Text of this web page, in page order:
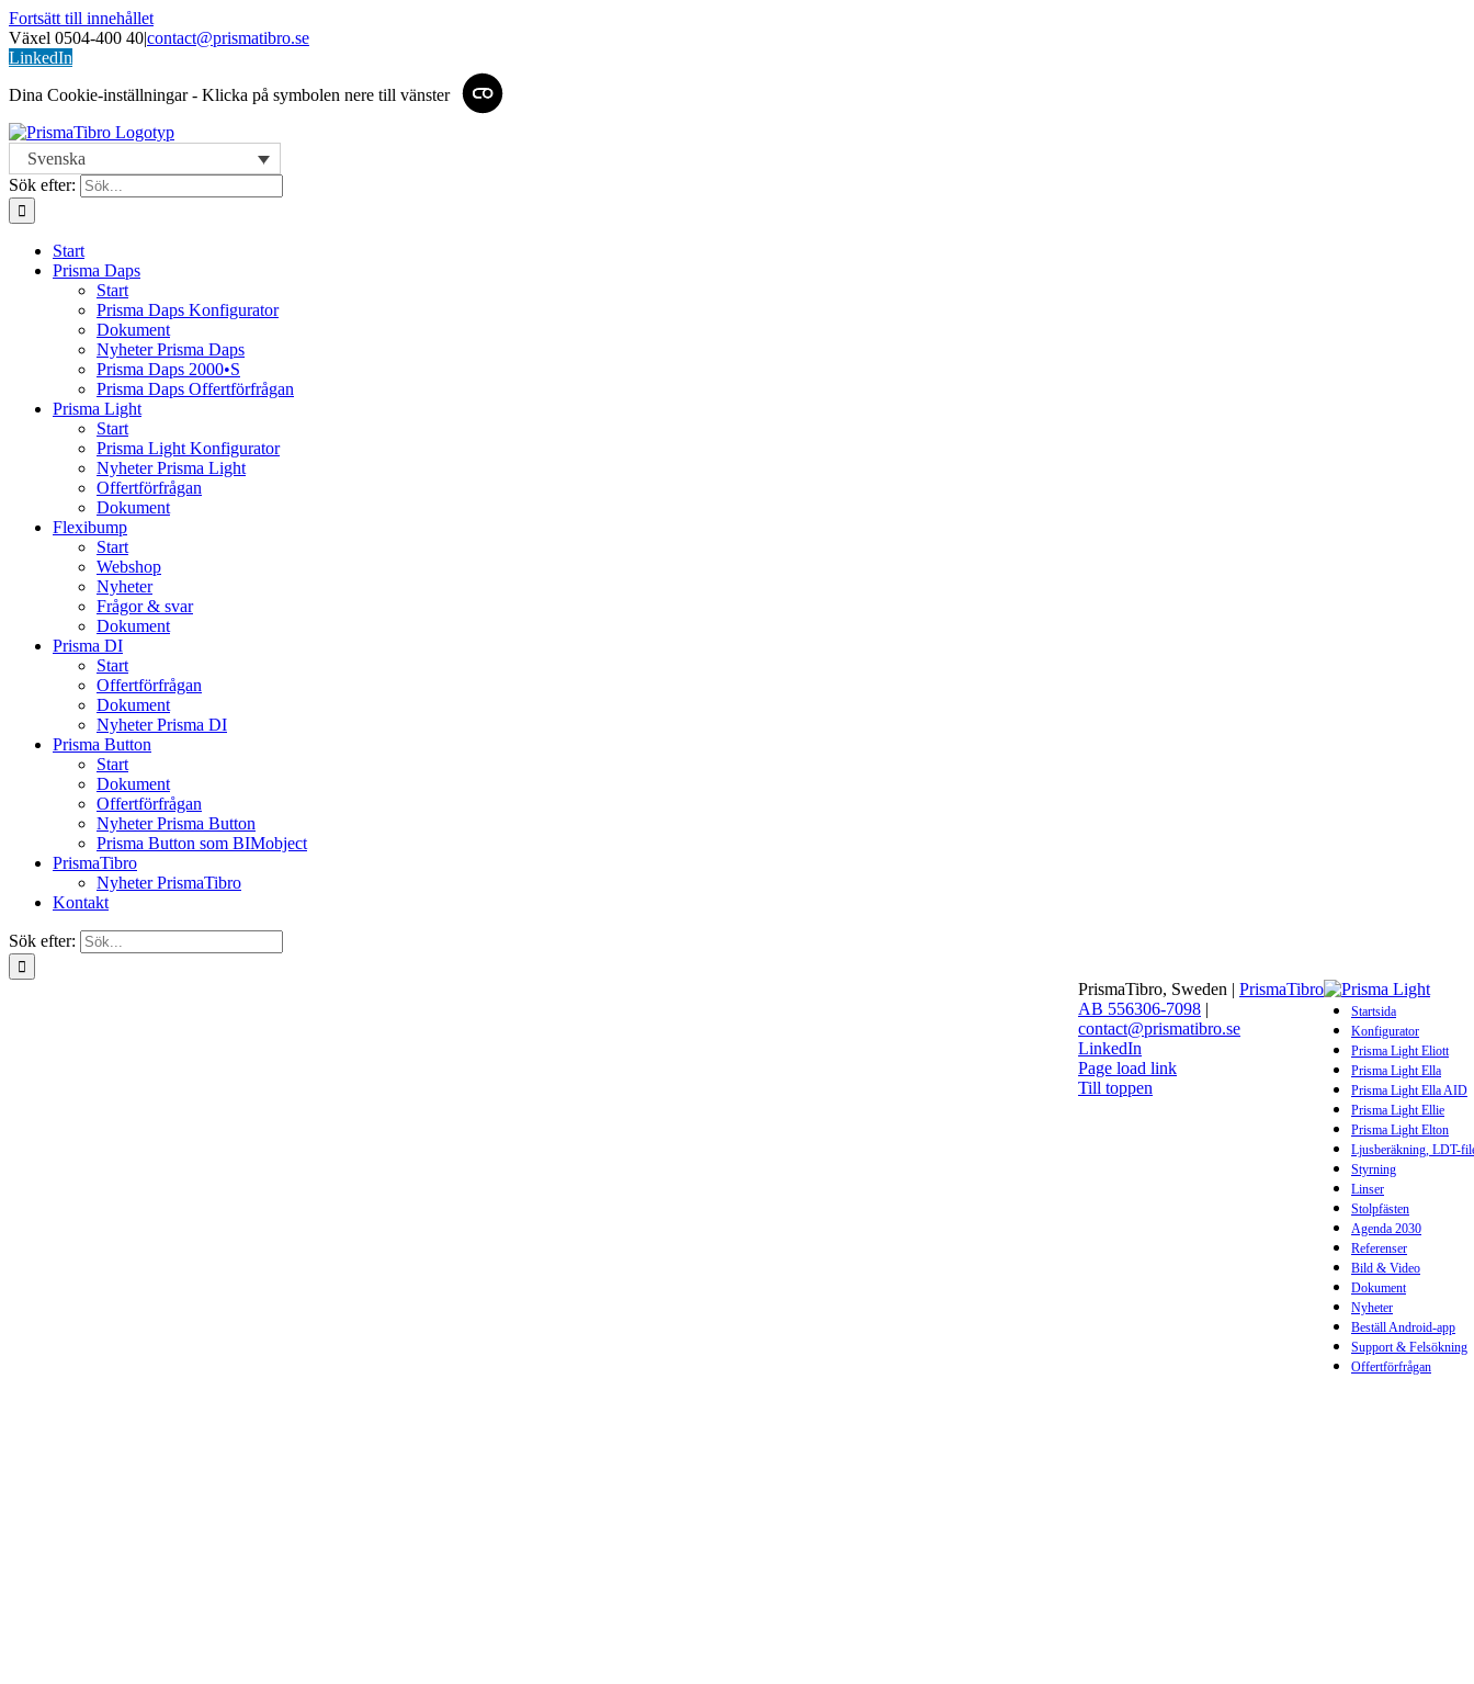
Fortsätt till innehållet
Växel 0504-400 40|contact@prismatibro.se
LinkedIn
Dina Cookie-inställningar - Klicka på symbolen nere till vänster
Svenska
Sök efter:
Start
Prisma Daps
Start
Prisma Daps Konfigurator
Dokument
Nyheter Prisma Daps
Prisma Daps 2000•S
Prisma Daps Offertförfrågan
Prisma Light
Start
Prisma Light Konfigurator
Nyheter Prisma Light
Offertförfrågan
Dokument
Flexibump
Start
Webshop
Nyheter
Frågor & svar
Dokument
Prisma DI
Start
Offertförfrågan
Dokument
Nyheter Prisma DI
Prisma Button
Start
Dokument
Offertförfrågan
Nyheter Prisma Button
Prisma Button som BIMobject
PrismaTibro
Nyheter PrismaTibro
Kontakt
Sök efter:
Startsida
Konfigurator
Prisma Light Eliott
Prisma Light Ella
Prisma Light Ella AID
Prisma Light Ellie
Prisma Light Elton
Ljusberäkning, LDT-
Styrning
Linser
Stolpfästen
Agenda 2030
Referenser
Bild & Video
Dokument
Nyheter
Beställ Android-app
Support & Felsökning
Offertförfrågan
PrismaTibro, Sweden | PrismaTibro
AB 556306-7098 |
contact@prismatibro.se
LinkedIn
Page load link
Till toppen